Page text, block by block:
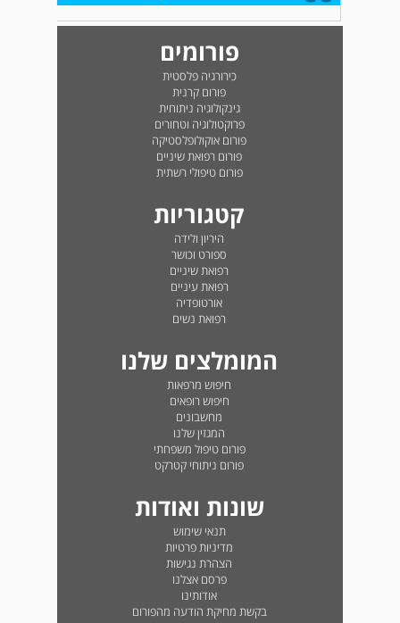
פורומים
כירורגיה פלסטית
פורום קרנית
גינקולוגיה ניתוחית
פרוקטולוגיה וטחורים
פורום אוקולופלסטיקה
פורום רפואת שיניים
פורום טיפולי רשתית
קטגוריות
היריון ולידה
ספורט וכושר
רפואת שיניים
רפואת עיניים
אורטופדיה
רפואת נשים
המומלצים שלנו
חיפוש מרפאות
חיפוש רופאים
מחשבונים
המגזין שלנו
פורום טיפול משפחתי
פורום ניתוחי קטרקט
שונות ואודות
תנאי שימוש
מדיניות פרטיות
הצהרת נגישות
פרסם אצלנו
אודותינו
בקשת מחיקת הודעה מהפורום